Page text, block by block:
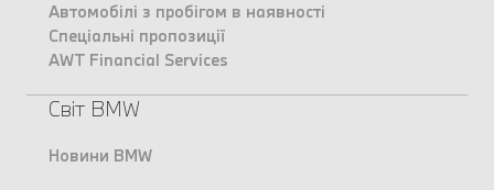
Автомобілі з пробігом в наявності
Спеціальні пропозиції
AWT Financial Services
Світ BMW
Новини BMW